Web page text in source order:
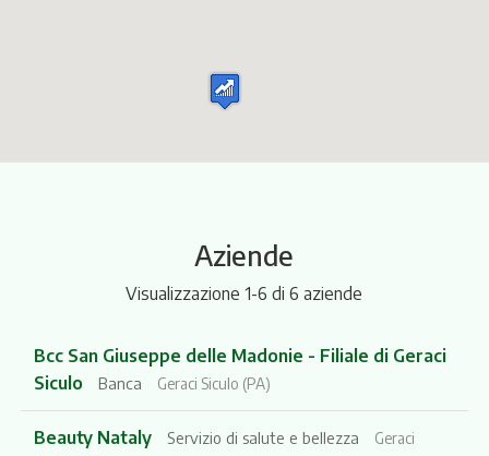
Aziende
Visualizzazione 1-6 di 6 aziende
Bcc San Giuseppe delle Madonie - Filiale di Geraci
Siculo
Banca Geraci Siculo (PA)
Beauty Nataly Servizio di salute e bellezza
Geraci